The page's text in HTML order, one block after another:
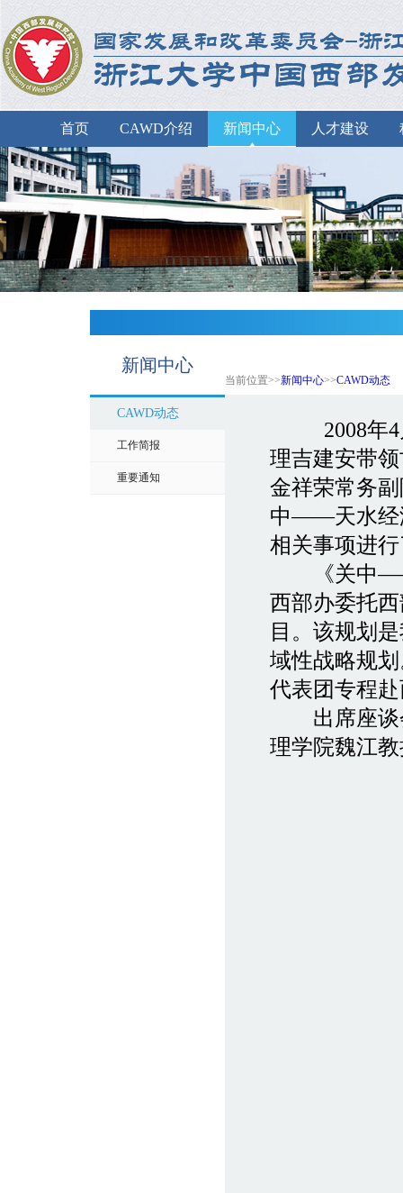
首页 CAWD介绍 新闻中心 人才建设
新闻中心
当前位置>>新闻中心>>CAWD动态
CAWD动态
工作简报
重要通知
2008年
理吉建安带
金祥荣常务
中——天水经
相关事项进
《关中——
西部办委托
目。该规划
域性战略规
代表团专程
出席座谈会
理学院魏江